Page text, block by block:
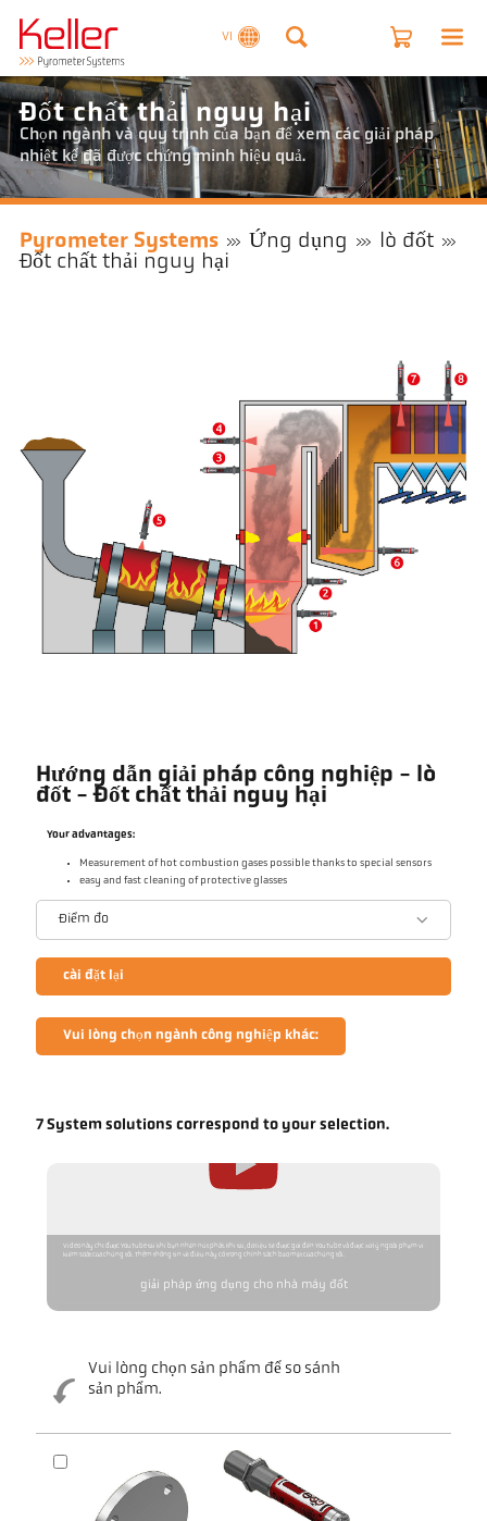
VI
Đốt chất thải nguy hại
Chọn ngành và quy trình của bạn để xem các giải pháp
nhiệt kế đã được chứng minh hiệu quả.
Pyrometer Systems Ứng dụng
lò đốt
Đốt chất thải nguy hại
Hướng dẫn giải pháp công nghiệp - lò
đốt - Đốt chất thải nguy hại
Your advantages:
Measurement of hot combustion gases possible thanks to special sensors
easy and fast cleaning of protective glasses
Điểm đo
cài đặt lại
Vui lòng chọn ngành công nghiệp khác:
7 System solutions correspond to your selection.
Video này chỉ được YouTube tải khi bạn nhấn nút phát. Khi tải, dữ liệu sẽ được gửi đến YouTube và được xử lý ngoài phạm vi
kiểm soát của chúng tôi. Thêm thông tin về điều này có trong chính sách bảo mật của chúng tôi.
giải pháp ứng dụng cho nhà máy đốt
Vui lòng chọn sản phẩm để so sánh
sản phẩm.